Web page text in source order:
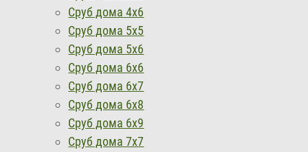
Сруб дома 4х6
Сруб дома 5х5
Сруб дома 5х6
Сруб дома 6х6
Сруб дома 6х7
Сруб дома 6х8
Сруб дома 6х9
Сруб дома 7x7